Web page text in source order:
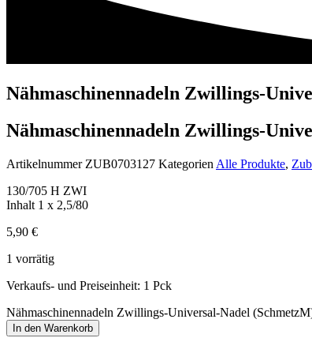
Nähmaschinennadeln Zwillings-
Nähmaschinennadeln Zwillings-
Artikelnummer ZUB0703127 Kategorien Alle Produkte,
130/705 H ZWI
Inhalt 1 x 2,5/80
5,90 €
1 vorrätig
Verkaufs- und Preiseinheit: 1 Pck
Nähmaschinennadeln Zwillings-Universal-Nadel
In den Warenkorb